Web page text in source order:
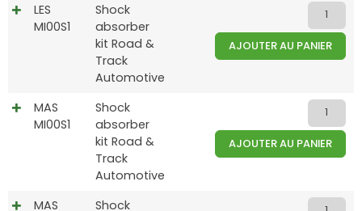
LES
MI00S1
Shock
absorber
kit Road &
Track
Automotive
AJOUTER AU PANIER
MAS
MI00S1
Shock
absorber
kit Road &
Track
Automotive
AJOUTER AU PANIER
MAS
Shock